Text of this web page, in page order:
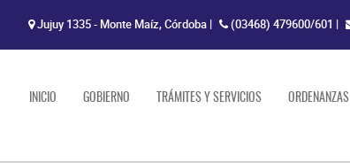
Jujuy 1335 - Monte Maíz, Córdoba | (03468) 479600/601 |
INICIO GOBIERNO TRÁMITES Y SERVICIOS ORDENANZAS